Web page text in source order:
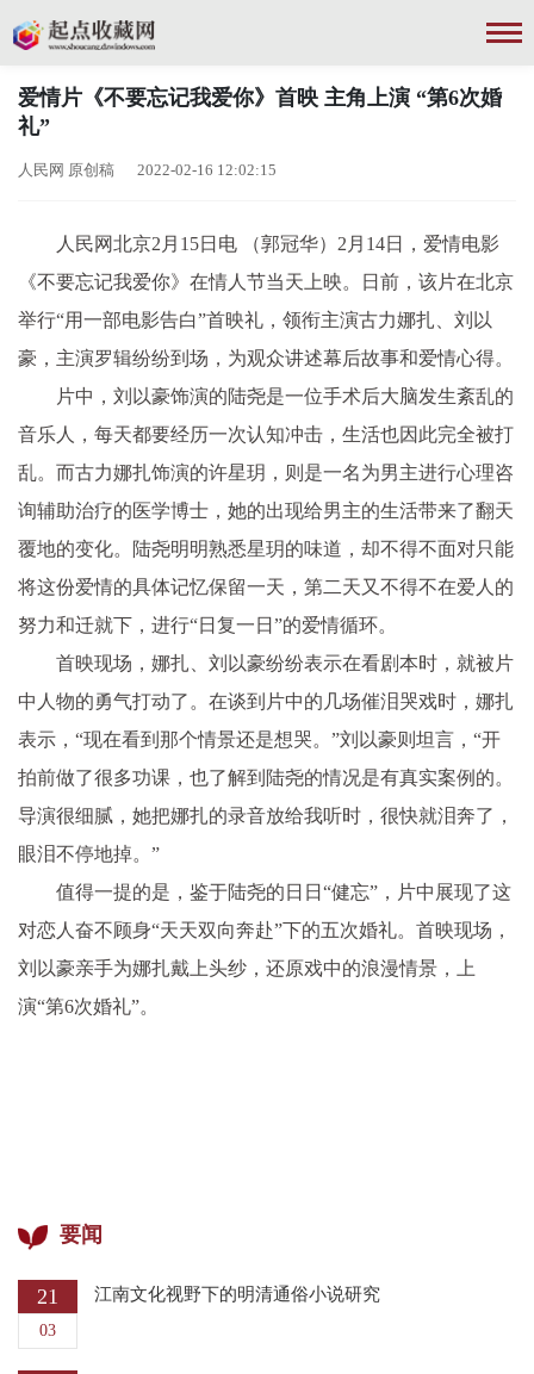
爱情片《不要忘记我爱你》首映 主角上演 “第6次婚
礼”
人民网 原创稿 2022-02-16 12:02:15
人民网北京2月15日电 （郭冠华）2月14日，爱情电影
《不要忘记我爱你》在情人节当天上映。日前，该片在北京
举行“用一部电影告白”首映礼，领衔主演古力娜扎、刘以
豪，主演罗辑纷纷到场，为观众讲述幕后故事和爱情心得。
片中，刘以豪饰演的陆尧是一位手术后大脑发生紊乱的
音乐人，每天都要经历一次认知冲击，生活也因此完全被打
乱。而古力娜扎饰演的许星玥，则是一名为男主进行心理咨
询辅助治疗的医学博士，她的出现给男主的生活带来了翻天
覆地的变化。陆尧明明熟悉星玥的味道，却不得不面对只能
将这份爱情的具体记忆保留一天，第二天又不得不在爱人的
努力和迁就下，进行“日复一日”的爱情循环。
首映现场，娜扎、刘以豪纷纷表示在看剧本时，就被片
中人物的勇气打动了。在谈到片中的几场催泪哭戏时，娜扎
表示，“现在看到那个情景还是想哭。”刘以豪则坦言，“开
拍前做了很多功课，也了解到陆尧的情况是有真实案例的。
导演很细腻，她把娜扎的录音放给我听时，很快就泪奔了，
眼泪不停地掉。”
值得一提的是，鉴于陆尧的日日“健忘”，片中展现了这
对恋人奋不顾身“天天双向奔赴”下的五次婚礼。首映现场，
刘以豪亲手为娜扎戴上头纱，还原戏中的浪漫情景，上
演“第6次婚礼”。
要闻
21
03
江南文化视野下的明清通俗小说研究